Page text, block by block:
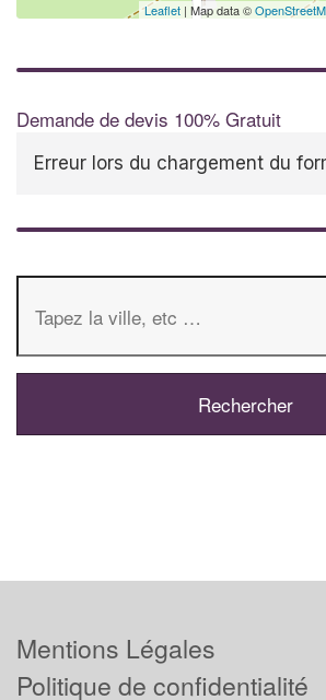
Leaflet | Map data ©
Demande de devis 100% Gratuit
Erreur lors du chargement du
Mentions Légales
Politique de confidentialité